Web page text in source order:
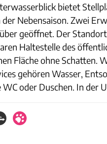
bietet
Nebensaison. Zwei
geöffnet. Der
Haltestelle des
Fläche ohne Schatten.
gehören Wasser,
oder Duschen. In der